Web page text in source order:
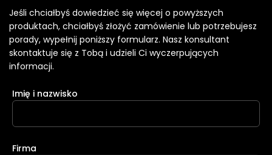
Jeśli chciałbyś dowiedzieć się więcej o powyższych
produktach, chciałbyś złożyć zamówienie lub potrzebujesz
porady, wypełnij poniższy formularz. Nasz konsultant
skontaktuje się z Tobą i udzieli Ci wyczerpujących
informacji.
Imię i nazwisko
Firma